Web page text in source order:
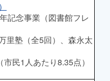
記念事業（図書館フレ
塾（全5回）、森永太
民1人あたり8.35点）